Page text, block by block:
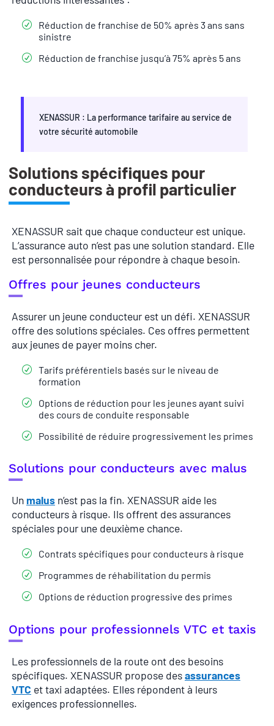
Réduction de franchise de 50% après 3 ans sans
sinistre
Réduction de franchise jusqu’à 75% après 5 ans
XENASSUR : La performance tarifaire au service de
votre sécurité automobile
Solutions spécifiques pour
conducteurs à profil particulier
XENASSUR sait que chaque conducteur est unique.
L’assurance auto n’est pas une solution standard. Elle
est personnalisée pour répondre à chaque besoin.
Offres pour jeunes conducteurs
Assurer un jeune conducteur est un défi. XENASSUR
offre des solutions spéciales. Ces offres permettent
aux jeunes de payer moins cher.
Tarifs préférentiels basés sur le niveau de
formation
Options de réduction pour les jeunes ayant suivi
des cours de conduite responsable
Possibilité de réduire progressivement les primes
Solutions pour conducteurs avec malus
Un malus n’est pas la fin. XENASSUR aide les
conducteurs à risque. Ils offrent des assurances
spéciales pour une deuxième chance.
Contrats spécifiques pour conducteurs à risque
Programmes de réhabilitation du permis
Options de réduction progressive des primes
Options pour professionnels VTC et taxis
Les professionnels de la route ont des besoins
spécifiques. XENASSUR propose desassurances
VTC et taxi adaptées. Elles répondent à leurs
exigences professionnelles.